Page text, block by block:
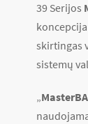
39 Serijos
skirtingas
sistemų
„